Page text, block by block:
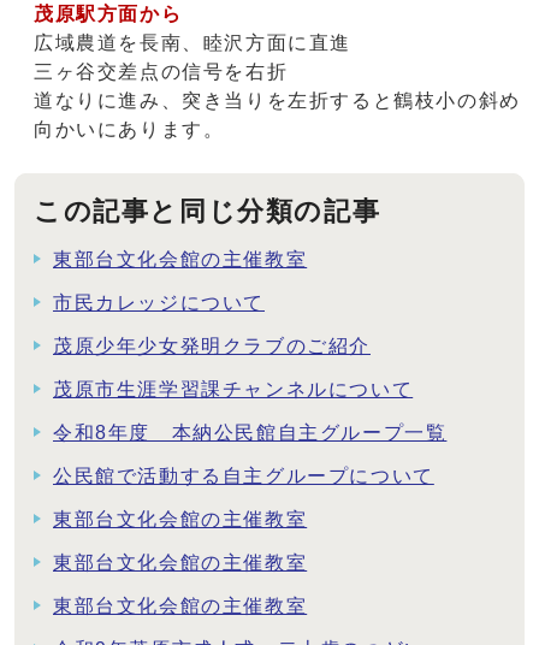
茂原駅方面から
広域農道を長南、睦沢方面に直進
三ヶ谷交差点の信号を右折
道なりに進み、突き当りを左折すると鶴枝小の斜め
向かいにあります。
この記事と同じ分類の記事
東部台文化会館の主催教室
市民カレッジについて
茂原少年少女発明クラブのご紹介
茂原市生涯学習課チャンネルについて
令和8年度 本納公民館自主グループ一覧
公民館で活動する自主グループについて
東部台文化会館の主催教室
東部台文化会館の主催教室
東部台文化会館の主催教室